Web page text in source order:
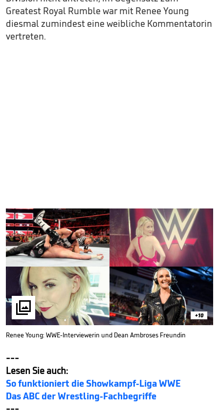
Greatest Royal Rumble war mit Renee Young
diesmal zumindest eine weibliche Kommentatorin
vertreten.
 +10
Renee Young: WWE-Interviewerin und Dean Ambroses Freundin
---
Lesen Sie auch:
So funktioniert die Showkampf-Liga WWE
Das ABC der Wrestling-Fachbegriffe
---